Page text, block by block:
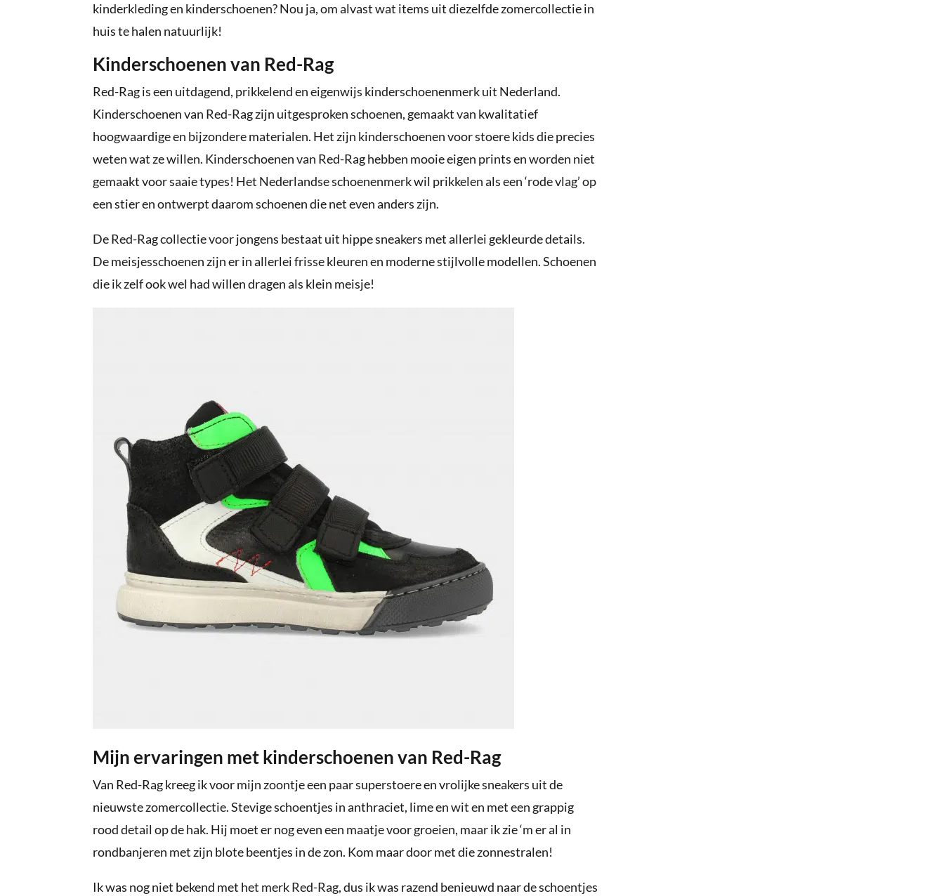
kinderkleding en kinderschoenen? Nou ja, om alvast wat items uit diezelfde zomercollectie in
huis te halen natuurlijk!
Kinderschoenen van Red-Rag
Red-Rag is een uitdagend, prikkelend en eigenwijs kinderschoenenmerk uit Nederland.
Kinderschoenen van Red-Rag zijn uitgesproken schoenen, gemaakt van kwalitatief
hoogwaardige en bijzondere materialen. Het zijn kinderschoenen voor stoere kids die precies
weten wat ze willen. Kinderschoenen van Red-Rag hebben mooie eigen prints en worden niet
gemaakt voor saaie types! Het Nederlandse schoenenmerk wil prikkelen als een ‘rode vlag’ op
een stier en ontwerpt daarom schoenen die net even anders zijn.
De Red-Rag collectie voor jongens bestaat uit hippe sneakers met allerlei gekleurde details.
De meisjesschoenen zijn er in allerlei frisse kleuren en moderne stijlvolle modellen. Schoenen
die ik zelf ook wel had willen dragen als klein meisje!
Mijn ervaringen met kinderschoenen van Red-Rag
Van Red-Rag kreeg ik voor mijn zoontje een paar superstoere en vrolijke sneakers uit de
nieuwste zomercollectie. Stevige schoentjes in anthraciet, lime en wit en met een grappig
rood detail op de hak. Hij moet er nog even een maatje voor groeien, maar ik zie ‘m er al in
rondbanjeren met zijn blote beentjes in de zon. Kom maar door met die zonnestralen!
Ik was nog niet bekend met het merk Red-Rag, dus ik was razend benieuwd naar de schoentjes